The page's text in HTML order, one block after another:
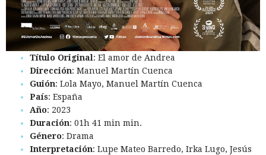
Título Original: El amor de Andrea
Dirección: Manuel Martín Cuenca
Guión: Lola Mayo, Manuel Martín Cuenca
País: España
Año: 2023
Duración: 01h 41 min min.
Género: Drama
Interpretación: Lupe Mateo Barredo, Irka Lugo, Jesús